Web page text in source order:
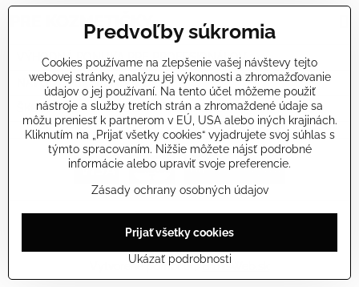
PRE KOZMETIČKY
VÝHODNÁ PONUKA PRE PROFESIONÁLOV
NÁVODY OŠETRENÍ - VIDEÁ
ŠKOLENIE KOZMETIČIEK V TALIANSKU
©2026Copyright
Predvoľby súkromiaZásady ochrany osobných údajov
Stav objednávky
Vytvorené pomocou:BiznisWeb.sk
Predvoľby súkromia
Cookies používame na zlepšenie vašej návštevy tejto
webovej stránky, analýzu jej výkonnosti a zhromažďovanie
údajov o jej používaní. Na tento účel môžeme použiť
nástroje a služby tretích strán a zhromaždené údaje sa
môžu preniesť k partnerom v EÚ, USA alebo iných krajinách.
Kliknutím na „Prijať všetky cookies“ vyjadrujete svoj súhlas s
týmto spracovaním. Nižšie môžete nájsť podrobné
informácie alebo upraviť svoje preferencie.
Zásady ochrany osobných údajov
Ukázať podrobnosti
Prijať všetky cookies